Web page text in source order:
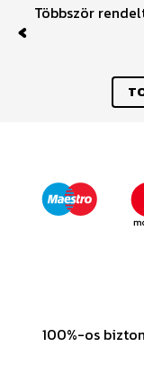
Többször
Previous
100%-os